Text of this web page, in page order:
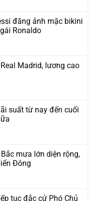
đăng ảnh mặc bikini
Ronaldo
Madrid, lương cao
suất từ nay đến cuối
mưa lớn diện rộng,
Đông
tục đắc cử Phó Chủ